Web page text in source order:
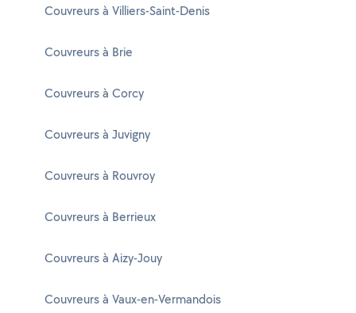
Couvreurs à Villiers-Saint-Denis
Couvreurs à Brie
Couvreurs à Corcy
Couvreurs à Juvigny
Couvreurs à Rouvroy
Couvreurs à Berrieux
Couvreurs à Aizy-Jouy
Couvreurs à Vaux-en-Vermandois